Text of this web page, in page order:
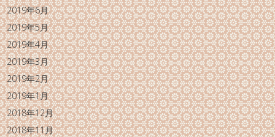
2019年6月
2019年5月
2019年4月
2019年3月
2019年2月
2019年1月
2018年12月
2018年11月